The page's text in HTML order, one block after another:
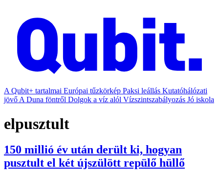
A Qubit+ tartalmai Európai tűzkörkép Paksi leállás Kutatóhálózati
jövő A Duna föntről Dolgok a víz alól Vízszintszabályozás Jó iskola
elpusztult
150 millió év után derült ki, hogyan
pusztult el két újszülött repülő hüllő